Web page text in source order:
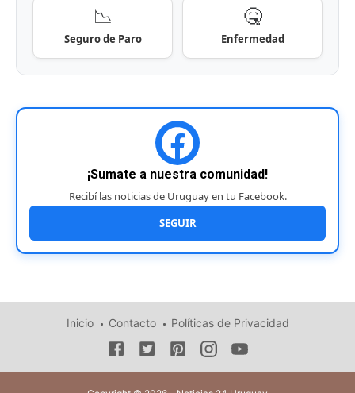
📉
Seguro de Paro
🤒
Enfermedad
¡Sumate a nuestra comunidad!
Recibí las noticias de Uruguay en tu Facebook.
SEGUIR
Inicio Contacto Políticas de Privacidad